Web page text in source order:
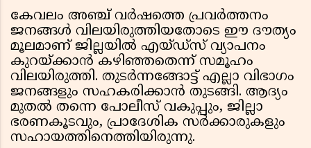
കേവലം അഞ്ച് വർഷത്തെ പ്രവർത്തനം
ജനങ്ങൾ വിലയിരുത്തിയതോടെ ഈ ദൗത്യം
മൂലമാണ് ജില്ലയിൽ എയ്ഡ്‌സ് വ്യാപനം
കുറയ്ക്കാൻ കഴിഞ്ഞതെന്ന് സമൂഹം
വിലയിരുത്തി. തുടർന്നങ്ങോട്ട് എല്ലാ വിഭാഗം
ജനങ്ങളും സഹകരിക്കാൻ തുടങ്ങി. ആദ്യം
മുതൽ തന്നെ പോലീസ് വകുപ്പും, ജില്ലാ
ഭരണകൂടവും, പ്രാദേശിക സർക്കാരുകളും
സഹായത്തിനെത്തിയിരുന്നു.